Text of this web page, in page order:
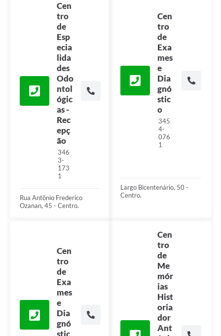
Cen
tro
de
Esp
ecia
lida
des
Odo
ntol
ógic
as -
Rec
epç
ão
346
3-
173
1
Rua Antônio Frederico
Ozanan, 45 - Centro.
Cen
tro
de
Exa
mes
e
Dia
gnó
stic
o
345
4-
076
1
Largo Bicentenário, 50 -
Centro.
Cen
tro
de
Exa
mes
e
Dia
gnó
stic
Cen
tro
de
Me
mór
ias
Hist
oria
dor
Ant